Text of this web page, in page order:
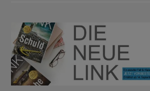
GESCHENKIDEEN
SCHULE & BÜRO
BUCHTIPPS